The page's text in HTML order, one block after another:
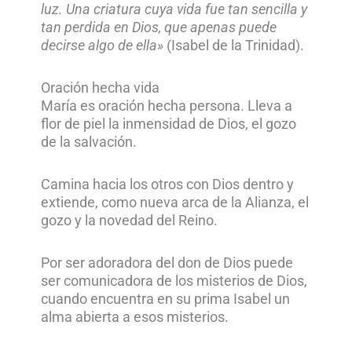
luz. Una criatura cuya vida fue tan sencilla y
tan perdida en Dios, que apenas puede
decirse algo de ella» (Isabel de la Trinidad).
Oración hecha vida
María es oración hecha persona. Lleva a
flor de piel la inmensidad de Dios, el gozo
de la salvación.
Camina hacia los otros con Dios dentro y
extiende, como nueva arca de la Alianza, el
gozo y la novedad del Reino.
Por ser adoradora del don de Dios puede
ser comunicadora de los misterios de Dios,
cuando encuentra en su prima Isabel un
alma abierta a esos misterios.